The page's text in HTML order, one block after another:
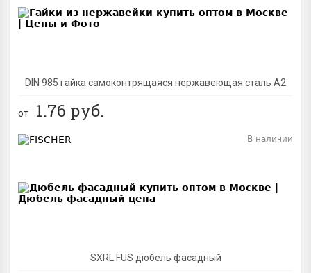
DIN 985 гайка самоконтрящаяся нержавеющая сталь A2
от 1.76 руб.
SXRL FUS дюбель фасадный
В наличии